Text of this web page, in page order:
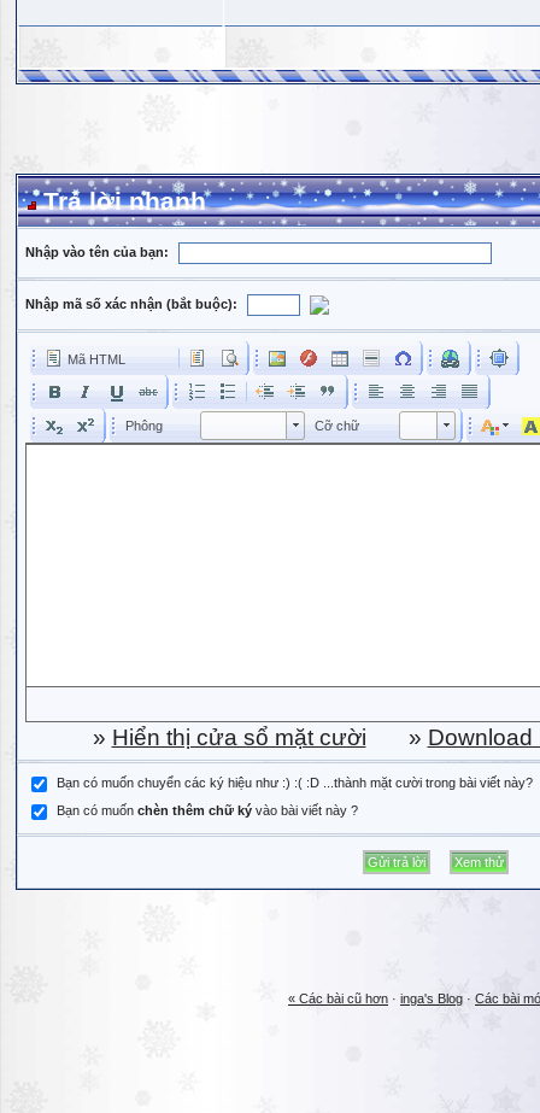
Trả lời nhanh
Nhập vào tên của bạn:
Nhập mã số xác nhận (bắt buộc):
Mã HTML
Phông Phông Cỡ chữ Kích cỡ phông
» Hiển thị cửa sổ mặt cười » Download
Bạn có muốn chuyển các ký hiệu như :) :( :D ...thành mặt cười trong bài viết này?
Bạn có muốn chèn thêm chữ ký vào bài viết này ?
« Các bài cũ hơn · inga's Blog · Các bài